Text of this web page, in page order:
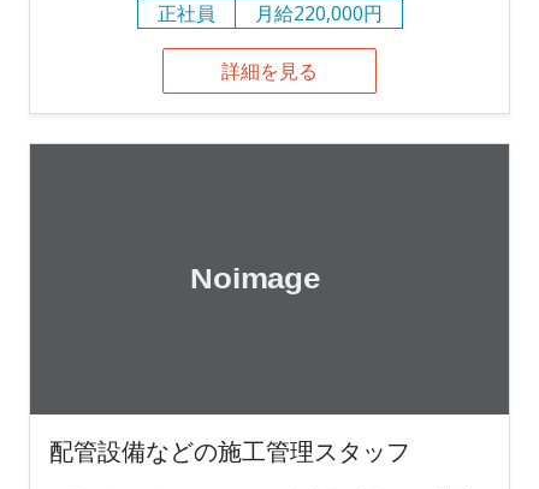
正社員
月給220,000円
詳細を見る
配管設備などの施工管理スタッフ